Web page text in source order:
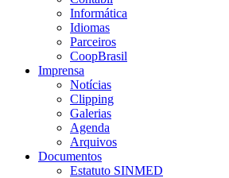
Informática
Idiomas
Parceiros
CoopBrasil
Imprensa
Notícias
Clipping
Galerias
Agenda
Arquivos
Documentos
Estatuto SINMED